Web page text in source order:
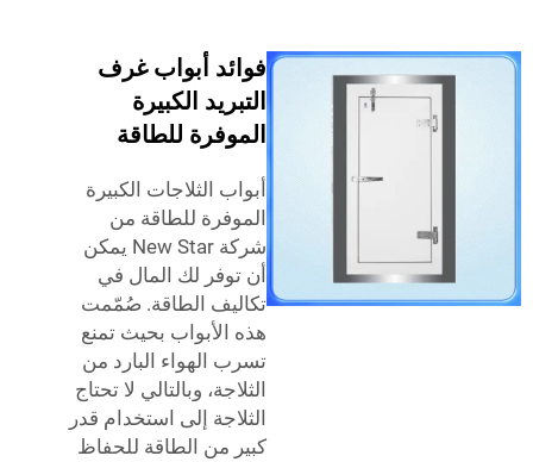
فوائد أبواب غرف
التبريد الكبيرة
الموفرة للطاقة
أبواب الثلاجات الكبيرة
الموفرة للطاقة من
شركة New Star يمكن
أن توفر لك المال في
تكاليف الطاقة. صُمّمت
هذه الأبواب بحيث تمنع
تسرب الهواء البارد من
الثلاجة، وبالتالي لا تحتاج
الثلاجة إلى استخدام قدر
كبير من الطاقة للحفاظ